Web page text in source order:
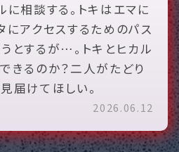
に相談する。トキはエマに
にアクセスするためのパス
とするが…。トキとヒカル
きるのか？二人がたどり
届けてほしい。
2026.06.12